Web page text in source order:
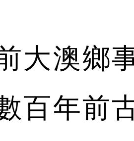
澳鄉事
百年前